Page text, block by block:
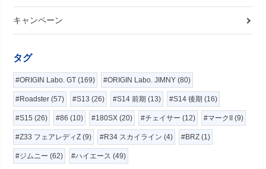
キャンペーン
タグ
#ORIGIN Labo. GT (169) #ORIGIN Labo. JIMNY (80)
#Roadster (57) #S13 (26) #S14 前期 (13) #S14 後期 (16)
#S15 (26) #86 (10) #180SX (20) #チェイサー (12) #マークII (9)
#Z33 フェアレディZ (9) #R34 スカイライン (4) #BRZ (1)
#ジムニー (62) #ハイエース (49)